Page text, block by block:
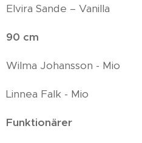
Elvira Sande – Vanilla
90 cm
Wilma Johansson - Mio
Linnea Falk - Mio
Funktionärer